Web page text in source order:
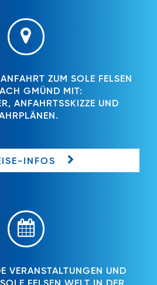
ZUM SOLE FELSEN
GMÜND MIT:
ANFAHRTSSKIZZE UND
INFOS
VERANSTALTUNGEN UND